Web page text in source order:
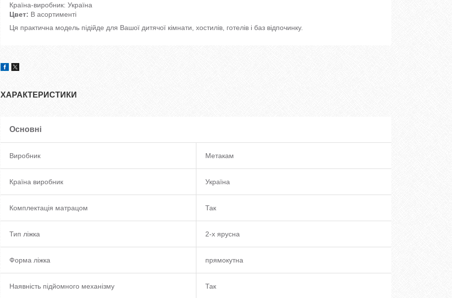
Країна-виробник: Україна
Цвет: В асортименті
Ця практична модель підійде для Вашої дитячої кімнати, хостилів, готелів і баз відпочинку.
ХАРАКТЕРИСТИКИ
Основні
Виробник Метакам
Країна виробник Україна
Комплектація матрацом Так
Тип ліжка 2-х ярусна
Форма ліжка прямокутна
Наявність підйомного механізму Так